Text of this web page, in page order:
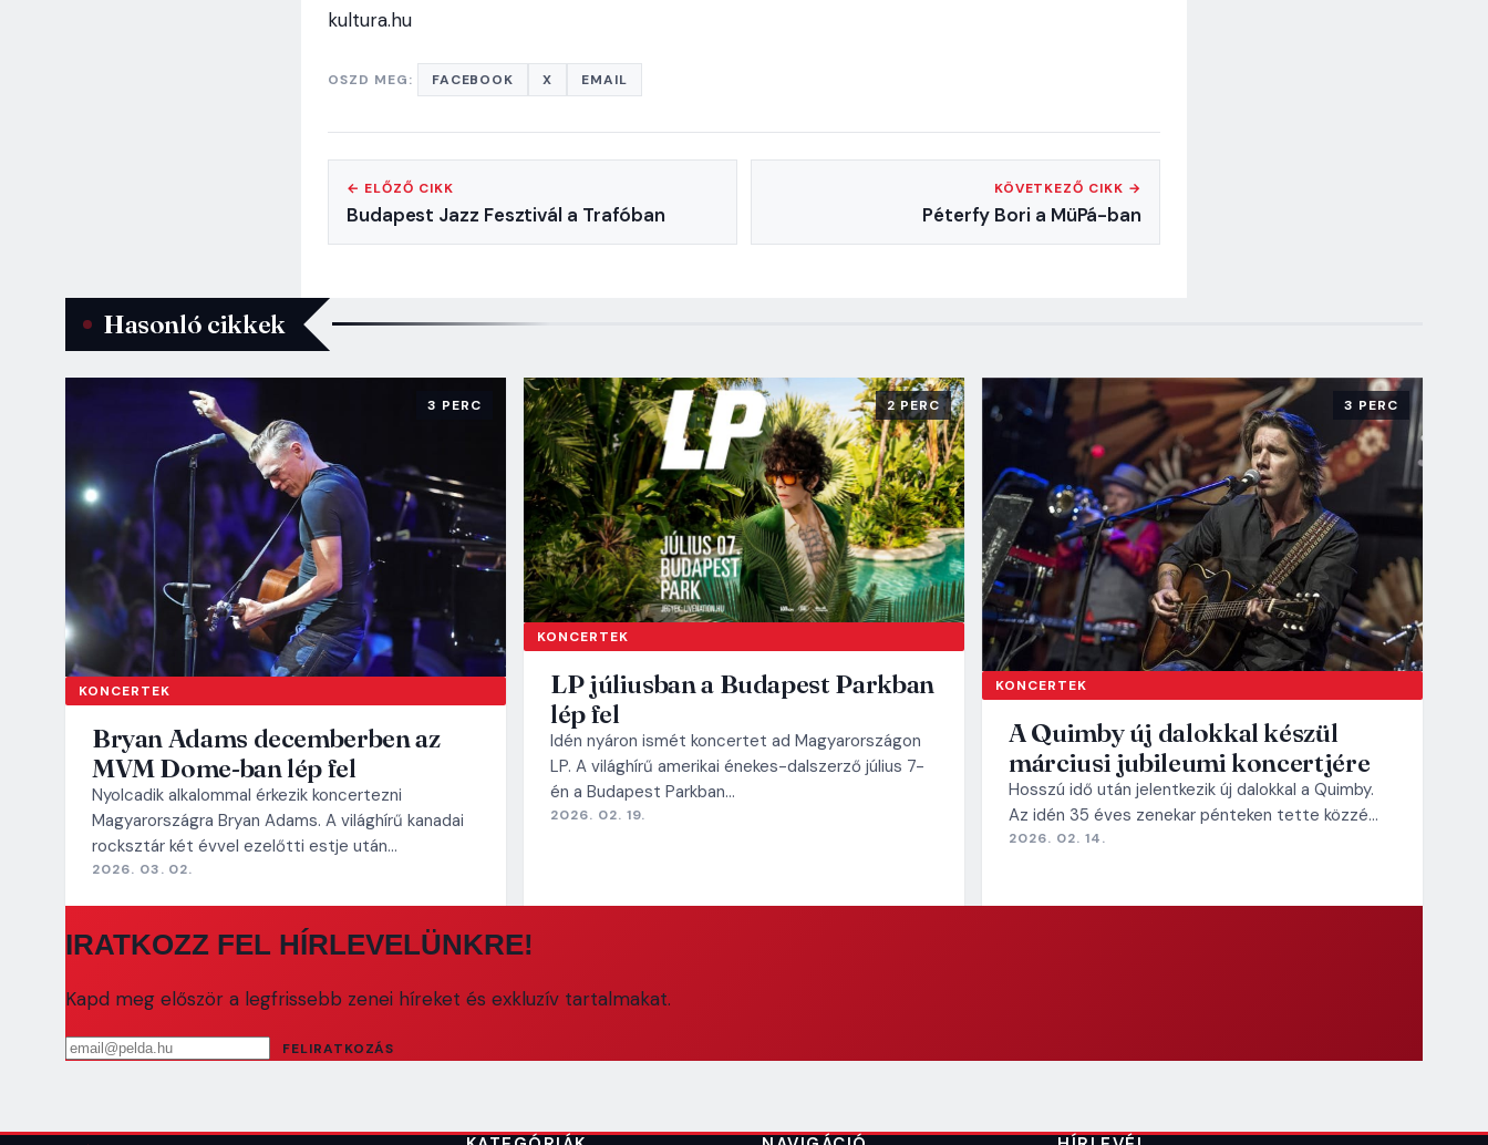
kultura.hu
OSZD MEG: FACEBOOK X EMAIL
← ELŐZŐ CIKK
Budapest Jazz Fesztivál a Trafóban
KÖVETKEZŐ CIKK →
Péterfy Bori a MüPá-ban
Hasonló cikkek
KONCERTEK
3 PERC
Bryan Adams decemberben az
MVM Dome-ban lép fel
Nyolcadik alkalommal érkezik koncertezni
Magyarországra Bryan Adams. A világhírű kanadai
rocksztár két évvel ezelőtti estje után…
2026. 03. 02.
KONCERTEK
2 PERC
LP júliusban a Budapest Parkban
lép fel
Idén nyáron ismét koncertet ad Magyarországon
LP. A világhírű amerikai énekes-dalszerző július 7-
én a Budapest Parkban…
2026. 02. 19.
KONCERTEK
3 PERC
A Quimby új dalokkal készül
márciusi jubileumi koncertjére
Hosszú idő után jelentkezik új dalokkal a Quimby.
Az idén 35 éves zenekar pénteken tette közzé…
2026. 02. 14.
IRATKOZZ FEL HÍRLEVELÜNKRE!
Kapd meg először a legfrissebb zenei híreket és exkluzív tartalmakat.
Email cím
FELIRATKOZÁS